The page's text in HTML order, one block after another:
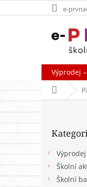
na
e-
Výprodej
Domů
P
kategorie
Výprodej
Školní
Školní